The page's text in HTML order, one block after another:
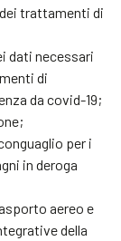
trattamenti di
dati necessari
di
da covid-19;
per i
in deroga
aereo e
della